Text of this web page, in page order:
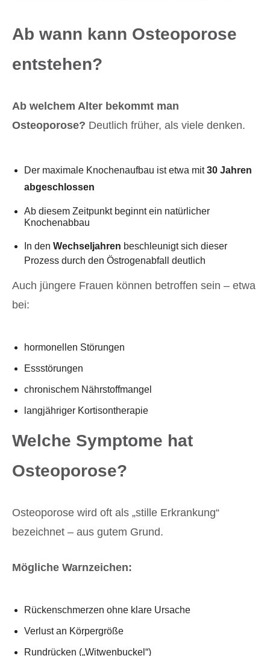
Ab wann kann Osteoporose
entstehen?
Ab welchem Alter bekommt man
Osteoporose? Deutlich früher, als viele denken.
Der maximale Knochenaufbau ist etwa mit30 Jahren
abgeschlossen
Ab diesem Zeitpunkt beginnt ein natürlicher
Knochenabbau
In den Wechseljahren beschleunigt sich dieser
Prozess durch den Östrogenabfall deutlich
Auch jüngere Frauen können betroffen sein – etwa
bei:
hormonellen Störungen
Essstörungen
chronischem Nährstoffmangel
langjähriger Kortisontherapie
Welche Symptome hat
Osteoporose?
Osteoporose wird oft als „stille Erkrankung“
bezeichnet – aus gutem Grund.
Mögliche Warnzeichen:
Rückenschmerzen ohne klare Ursache
Verlust an Körpergröße
Rundrücken („Witwenbuckel“)